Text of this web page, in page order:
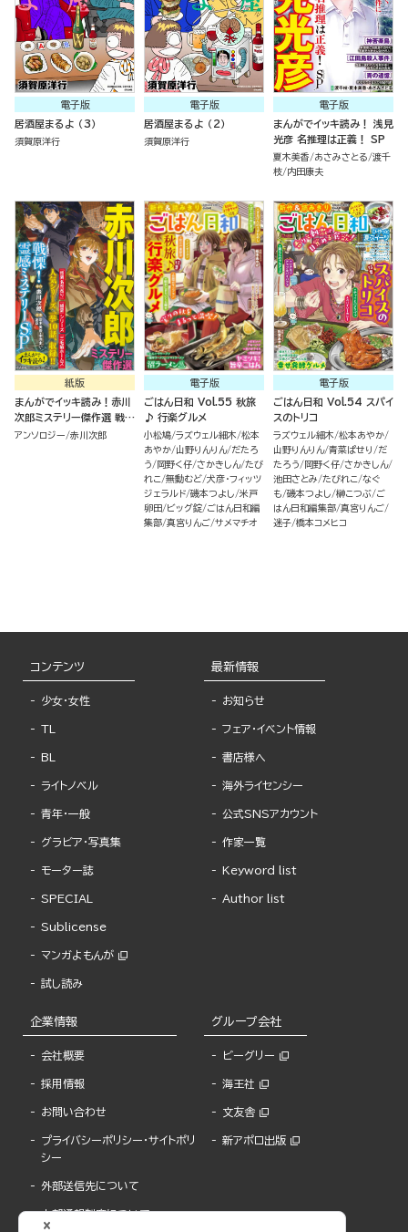
電子版
居酒屋まるよ （3）
須賀原洋行
電子版
居酒屋まるよ （2）
須賀原洋行
電子版
まんがでイッキ読み！ 浅見
光彦 名推理は正義！ SP
夏木美香 あさみさとる 渡千
枝 内田康夫
紙版
まんがでイッキ読み！赤川
次郎ミステリー傑作選 戦
慄！霊感ミステリーSP
アンソロジー 赤川次郎
電子版
ごはん日和 Vol.55 秋旅
♪ 行楽グルメ
小松鳩 ラズウェル細木 松本
あやか 山野りんりん だたろ
う
岡野く仔 さかきしん たび
れこ 無動むど 犬彦・フィッツ
ジェラルド 磯本つよし 米戸
卵田
ビッグ錠 ごはん日和編
集部 真宮りんご サメマチオ
電子版
ごはん日和 Vol.54 スパイ
スのトリコ
ラズウェル細木 松本あやか
山野りんりん 青菜ぱせり
だ
たろう
岡野く仔 さかきしん
池田さとみ たびれこ なぐ
も 磯本つよし 榊こつぶ ご
はん日和編集部 真宮りんご
迷子 橋本コメヒコ
コンテンツ
少女・女性
TL
BL
ライトノベル
青年・一般
グラビア・写真集
モーター誌
SPECIAL
Sublicense
マンガよもんが
試し読み
最新情報
お知らせ
フェア・イベント情報
書店様へ
海外ライセンシー
公式SNSアカウント
作家一覧
Keyword list
Author list
企業情報
会社概要
採用情報
お問い合わせ
プライバシーポリシー・サイトポリ
シー
外部送信先について
内部通報制度について
グループ会社
ビーグリー
海王社
文友舎
新アポロ出版